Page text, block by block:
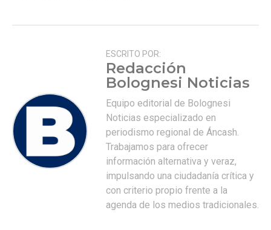
ESCRITO POR:
Redacción
Bolognesi Noticias
Equipo editorial de Bolognesi
Noticias especializado en
periodismo regional de Áncash.
Trabajamos para ofrecer
información alternativa y veraz,
impulsando una ciudadanía crítica y
con criterio propio frente a la
agenda de los medios tradicionales.